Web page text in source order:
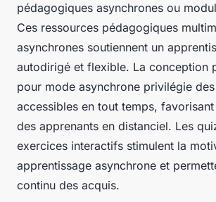
pédagogiques asynchrones ou
Ces ressources pédagogiques
asynchrones soutiennent un
autodirigé et flexible. La conception
pour mode asynchrone privilégie
accessibles en tout temps, favorisant
des apprenants en distanciel. Les
exercices interactifs stimulent la
apprentissage asynchrone et
continu des acquis.